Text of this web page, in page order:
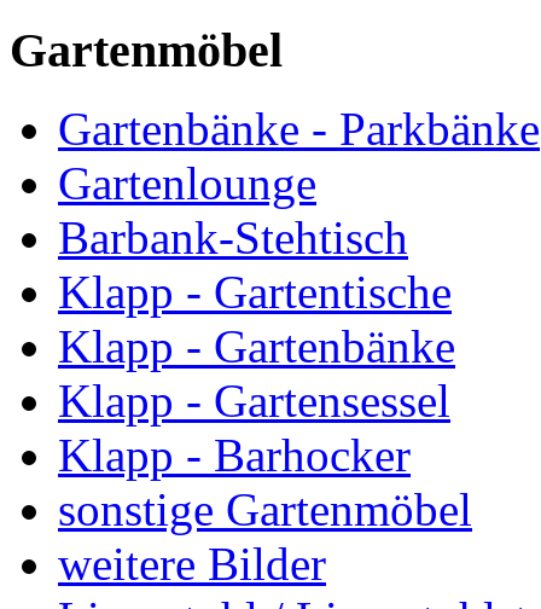
Gartenmöbel
Gartenbänke - Parkbänke
Gartenlounge
Barbank-Stehtisch
Klapp - Gartentische
Klapp - Gartenbänke
Klapp - Gartensessel
Klapp - Barhocker
sonstige Gartenmöbel
weitere Bilder